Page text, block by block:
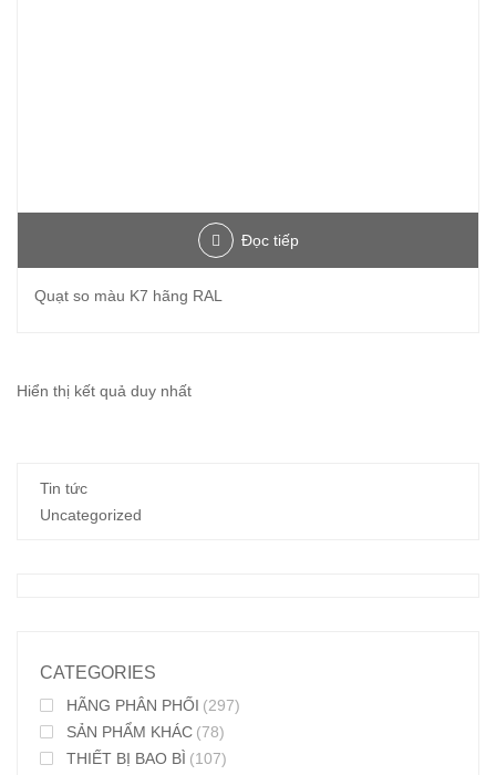
Đọc tiếp
Quạt so màu K7 hãng RAL
Hiển thị kết quả duy nhất
Tin tức
Uncategorized
CATEGORIES
HÃNG PHÂN PHỐI (297)
SẢN PHẨM KHÁC (78)
THIẾT BỊ BAO BÌ (107)